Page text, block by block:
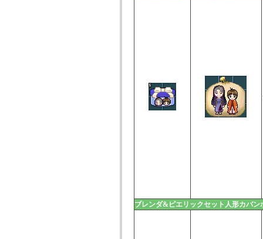
ブレンダ&ピエリックセット人形カバン